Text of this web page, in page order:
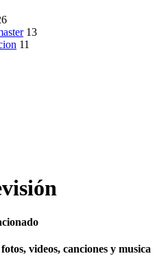
13
11
videos, canciones y musica